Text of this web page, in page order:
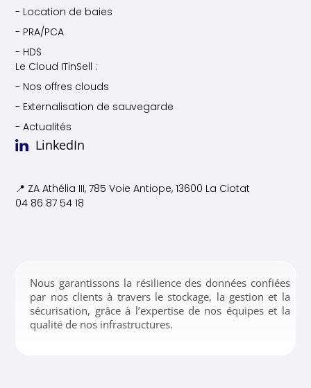
- Location de baies
- PRA/PCA
- HDS
Le Cloud ITinSell :
- Nos offres clouds
- Externalisation de sauvegarde
- Actualités
LinkedIn
📍 ZA Athélia III, 785 Voie Antiope, 13600 La Ciotat
04 86 87 54 18
Nous garantissons la résilience des données confiées
par nos clients à travers le stockage, la gestion et la
sécurisation, grâce à l’expertise de nos équipes et la
qualité de nos infrastructures.